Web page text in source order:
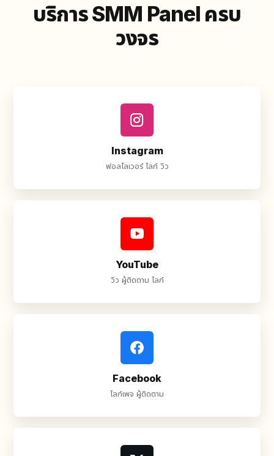
บริการ SMM Panel ครบ
วงจร
Instagram
ฟอลโลเวอร์ ไลก์ วิว
YouTube
วิว ผู้ติดตาม ไลก์
Facebook
ไลก์เพจ ผู้ติดตาม